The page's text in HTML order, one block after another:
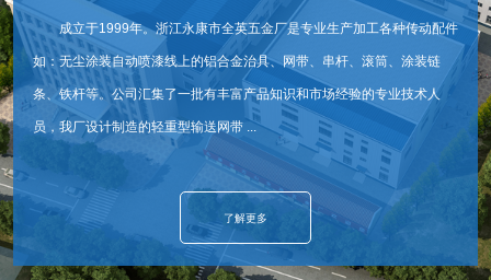
成立于1999年。浙江永康市全英五金厂是专业生产加工各种传动配件
如：无尘涂装自动喷漆线上的铝合金治具、网带、串杆、滚筒、涂装链
条、铁杆等。公司汇集了一批有丰富产品知识和市场经验的专业技术人
员，我厂设计制造的轻重型输送网带 ...
了解更多